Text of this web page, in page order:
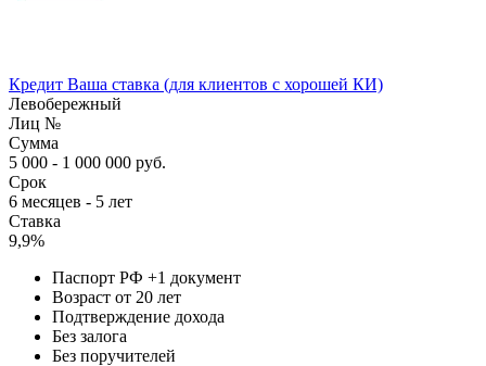
Кредит Ваша ставка (для клиентов с хорошей КИ)
Левобережный
Лиц №
Сумма
5 000 - 1 000 000 руб.
Срок
6 месяцев - 5 лет
Ставка
9,9%
Паспорт РФ +1 документ
Возраст от 20 лет
Подтверждение дохода
Без залога
Без поручителей